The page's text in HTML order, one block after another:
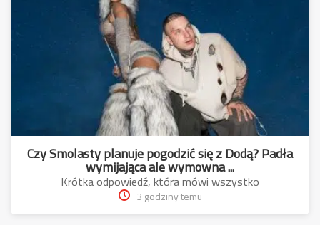
Czy Smolasty planuje pogodzić się z Dodą? Padła
wymijająca ale wymowna ...
Krótka odpowiedź, która mówi wszystko
3 godziny temu